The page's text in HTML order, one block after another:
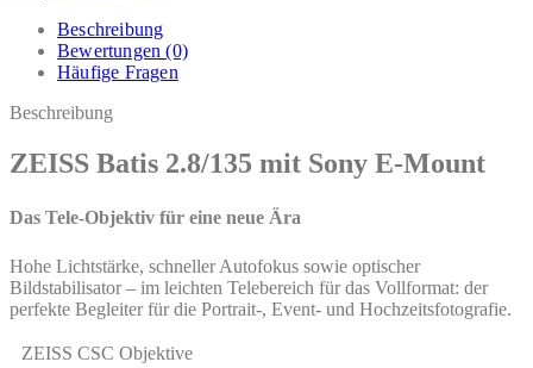
Beschreibung
Bewertungen (0)
Häufige Fragen
Beschreibung
ZEISS Batis 2.8/135 mit Sony E-Mount
Das Tele-Objektiv für eine neue Ära
Hohe Lichtstärke, schneller Autofokus sowie optischer
Bildstabilisator – im leichten Telebereich für das Vollformat: der
perfekte Begleiter für die Portrait-, Event- und Hochzeitsfotografie.
ZEISS CSC Objektive